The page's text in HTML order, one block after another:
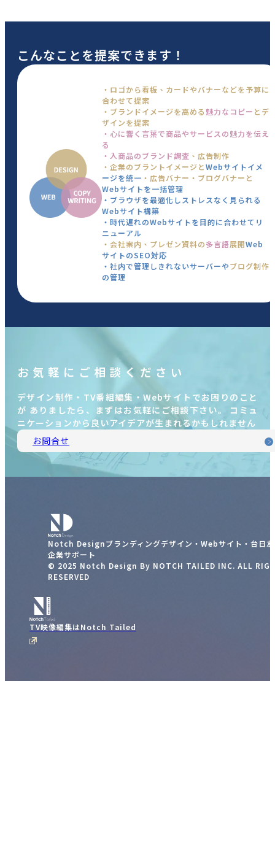
こんなことを提案できます！
・ロゴから看板、カードやバナーなどを予算に
合わせて提案
・ブランドイメージを高める 魅力なコピー とデ
ザインを提案
・心に響く言葉で商品やサービスの魅力を伝え
る
・入商品のブランド調査 、広告制作
・企業のブラントイメージとWebサイトイメ
ージを統一 ・広告バナー・ブログバナーと
Webサイトを一括管理
・ブラウザを最適化しストレスなく見られる
Webサイト構築
・時代遅れのWebサイトを目的に合わせてリ
ニューアル
・会社案内、プレゼン資料の多言語展開Web
サイトのSEO対応
・社内で管理しきれないサーバーやブログ制作
の管理
お気軽にご相談ください
デザイン制作・TV番組編集・Webサイトでお困りのこと
が ありましたら、まずはお気軽にご相談下さい。 コミュ
ニケーションから良いアイデアが生まれるかもしれません
お問合せ
Notch Designブランディングデザイン・Webサイト・台日
企業サポート
© 2025 Notch Design By NOTCH TAILED INC. ALL
RESERVED
TV映像編集はNotch Tailed